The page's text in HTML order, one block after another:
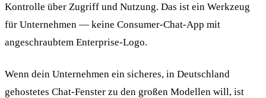
Kontrolle über Zugriff und Nutzung. Das ist ein Werkzeug
für Unternehmen — keine Consumer-Chat-App mit
angeschraubtem Enterprise-Logo.
Wenn dein Unternehmen ein sicheres, in Deutschland
gehostetes Chat-Fenster zu den großen Modellen will, ist